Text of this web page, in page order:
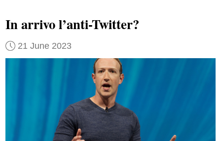
In arrivo l’anti-Twitter?
21 June 2023